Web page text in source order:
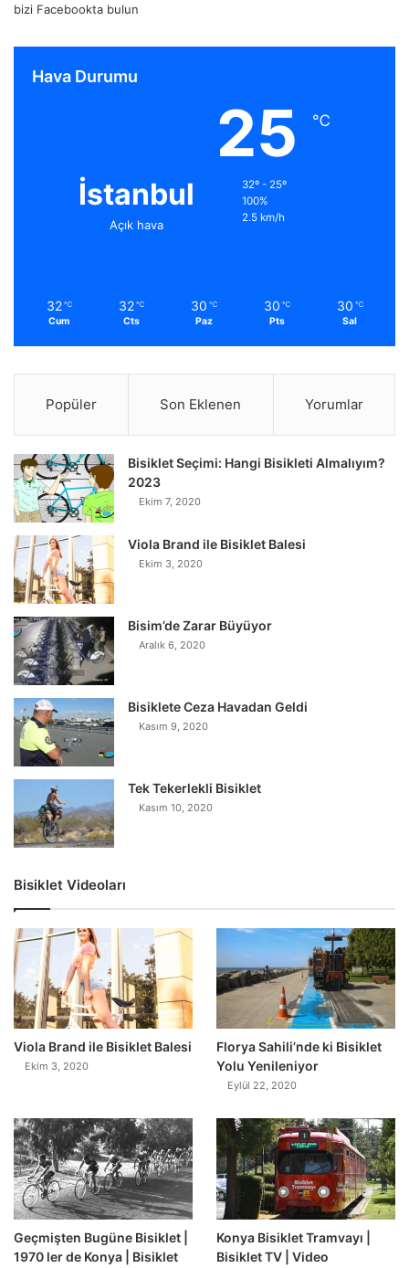
bizi Facebookta bulun
Hava Durumu
İstanbul
Açık hava
25 ℃
32º - 25º
100%
2.5 km/h
32 ℃
Cum
32 ℃
Cts
30 ℃
Paz
30 ℃
Pts
30 ℃
Sal
Popüler Son Eklenen Yorumlar
Bisiklet Seçimi: Hangi Bisikleti Almalıyım?
2023
Ekim 7, 2020
Viola Brand ile Bisiklet Balesi
Ekim 3, 2020
Bisim’de Zarar Büyüyor
Aralık 6, 2020
Bisiklete Ceza Havadan Geldi
Kasım 9, 2020
Tek Tekerlekli Bisiklet
Kasım 10, 2020
Bisiklet Videoları
Viola Brand ile Bisiklet Balesi
Ekim 3, 2020
0
Florya Sahili’nde ki Bisiklet
Yolu Yenileniyor
Eylül 22, 2020
Geçmişten Bugüne Bisiklet |
1970 ler de Konya | Bisiklet
Konya Bisiklet Tramvayı |
Bisiklet TV | Video